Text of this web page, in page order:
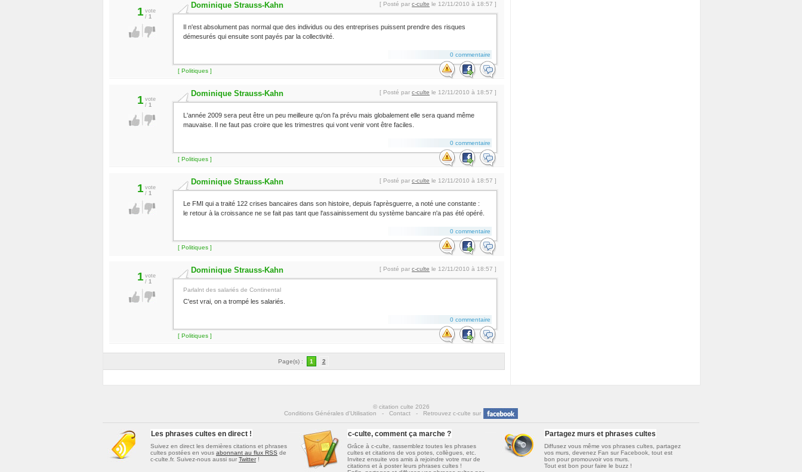
1 vote
/ 1
Dominique Strauss-Kahn [ Posté par c-culte le 12/11/2010 à 18:57 ]
Il n'est absolument pas normal que des individus ou des entreprises puissent prendre des risques
démesurés qui ensuite sont payés par la collectivité.
0 commentaire
[ Politiques ]
1 vote
/ 1
Dominique Strauss-Kahn [ Posté par c-culte le 12/11/2010 à 18:57 ]
L'année 2009 sera peut être un peu meilleure qu'on l'a prévu mais globalement elle sera quand même
mauvaise. Il ne faut pas croire que les trimestres qui vont venir vont être faciles.
0 commentaire
[ Politiques ]
1 vote
/ 1
Dominique Strauss-Kahn [ Posté par c-culte le 12/11/2010 à 18:57 ]
Le FMI qui a traité 122 crises bancaires dans son histoire, depuis l'aprèsguerre, a noté une constante :
le retour à la croissance ne se fait pas tant que l'assainissement du système bancaire n'a pas été opéré.
0 commentaire
[ Politiques ]
1 vote
/ 1
Dominique Strauss-Kahn [ Posté par c-culte le 12/11/2010 à 18:57 ]
Parlalnt des salariés de Continental
C'est vrai, on a trompé les salariés.
0 commentaire
[ Politiques ]
Page(s) : 1 2
© citation culte 2026
Conditions Générales d'Utilisation
- Contact - Retrouvez c-culte sur
Les phrases cultes en direct !
Suivez en direct les dernières citations et phrases
cultes postées en vous abonnant au flux RSS de
c-culte.fr. Suivez-nous aussi sur Twitter!
c-culte, comment ça marche ?
Grâce à c-culte, rassemblez toutes les phrases
cultes et citations de vos potes, collègues , etc.
Invitez ensuite vos amis à rejoindre votre mur de
citations et à poster leurs phrases cultes !
Partagez murs et phrases cultes
Diffusez vous même vos phrases cultes , partagez
vos murs, devenez Fan sur Facebook, tout est
bon pour promouvoir vos murs.
Tout est bon pour faire le buzz !